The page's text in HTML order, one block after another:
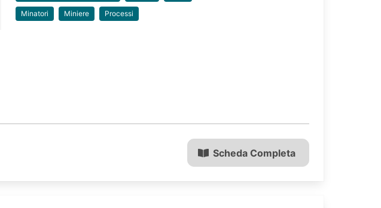
Minatori Miniere Processi
Scheda Completa